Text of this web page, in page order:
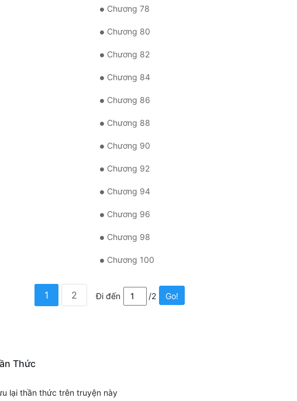
Chương 78
Chương 80
Chương 82
Chương 84
Chương 86
Chương 88
Chương 90
Chương 92
Chương 94
Chương 96
Chương 98
Chương 100
1 2 Đi đến /2 Go!
Thức
lại thần thức trên truyện này